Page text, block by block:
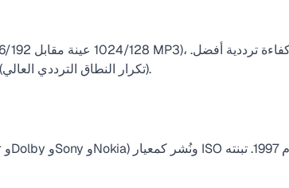
يشمل ملفات تعريف: AAC-LC (منخفض التعقيد) وHE-AAC (تكرار النطاق الترددي العالي).